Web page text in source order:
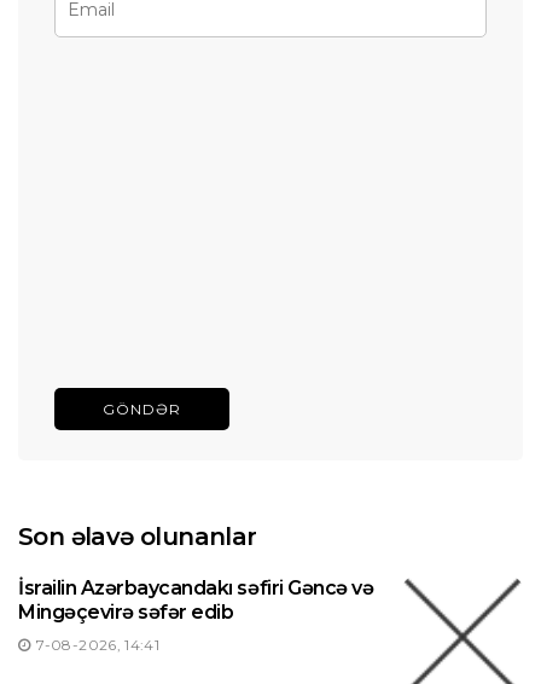
GÖNDƏR
Son əlavə olunanlar
İsrailin Azərbaycandakı səfiri Gəncə və
Mingəçevirə səfər edib
7-08-2026, 14:41